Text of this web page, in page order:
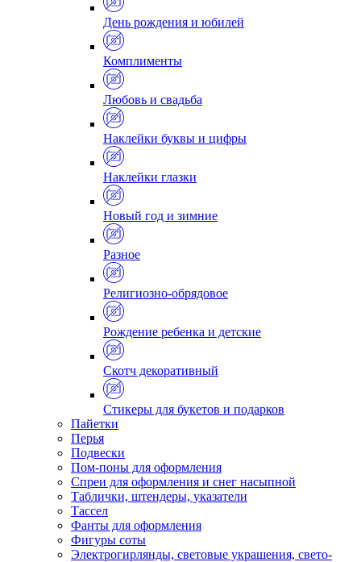
День рождения и юбилей
Комплименты
Любовь и свадьба
Наклейки буквы и цифры
Наклейки глазки
Новый год и зимние
Разное
Религиозно-обрядовое
Рождение ребенка и детские
Скотч декоративный
Стикеры для букетов и подарков
Пайетки
Перья
Подвески
Пом-поны для оформления
Спреи для оформления и снег насыпной
Таблички, штендеры, указатели
Тассел
Фанты для оформления
Фигуры соты
Электрогирлянды, световые украшения, свето-